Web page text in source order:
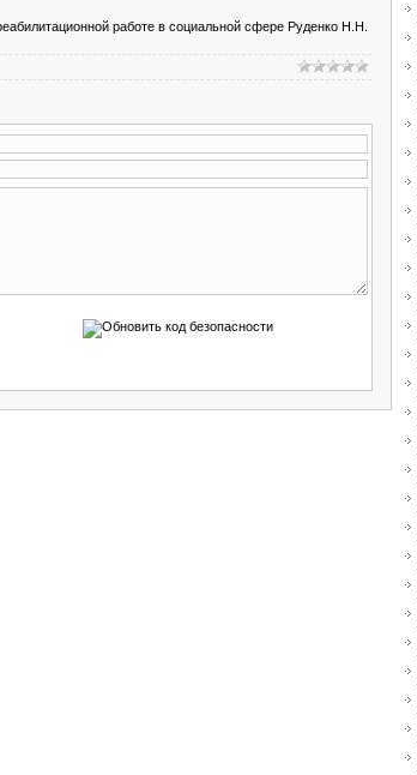
работе в социальной сфере Руденко Н.Н.